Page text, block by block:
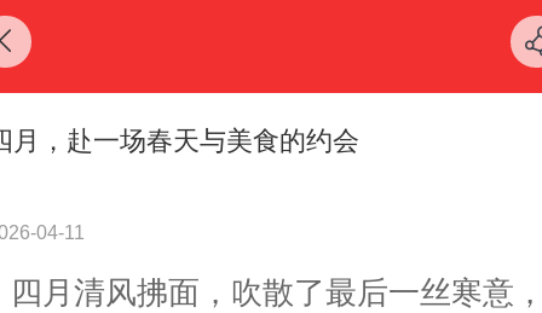
月，赴一场春天与美食的约会
04-11
四月清风拂面，吹散了最后一丝寒意，